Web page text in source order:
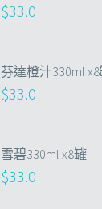
$33.0
芬達橙汁330ml
$33.0
雪碧330ml x8罐
$33.0